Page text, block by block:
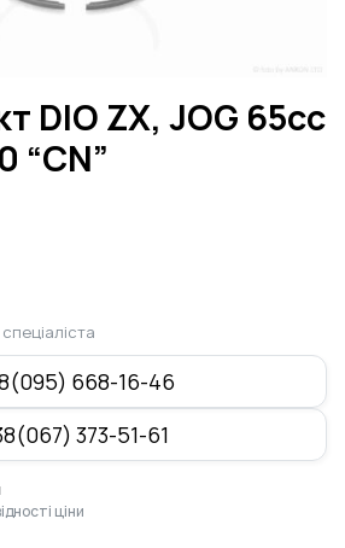
DIO ZX, JOG 65cc
“CN”
668-16-46
373-51-61
ціни